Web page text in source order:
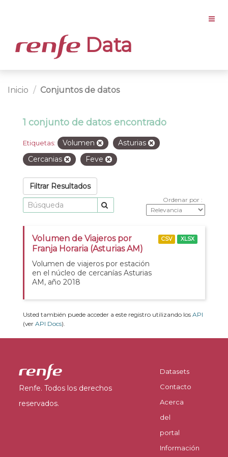
Data
Inicio Conjuntos de datos
1 conjunto de datos encontrado
Etiquetas: Volumen
Asturias
Cercanias
Feve
Filtrar Resultados
Ordenar por
Volumen de Viajeros por
Franja Horaria (Asturias AM)
Volumen de viajeros por estación
en el núcleo de cercanías Asturias
AM, año 2018
CSV XLSX
Usted también puede acceder a este registro utilizando los API
(ver API Docs).
Renfe. Todos los derechos
reservados.
Datasets
Contacto
Acerca
del
portal
Información